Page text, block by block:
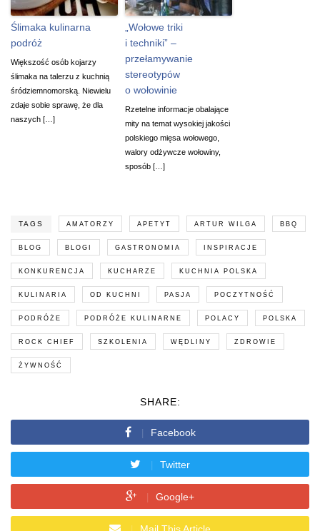
Ślimaka kulinarna
podróż
Większość osób kojarzy
ślimaka na talerzu z kuchnią
śródziemnomorską. Niewielu
zdaje sobie sprawę, że dla
naszych […]
„Wołowe triki
i techniki” –
przełamywanie
stereotypów
o wołowinie
Rzetelne informacje obalające
mity na temat wysokiej jakości
polskiego mięsa wołowego,
walory odżywcze wołowiny,
sposób […]
TAGS AMATORZY APETYT ARTUR WILGA BBQ
BLOG BLOGI GASTRONOMIA INSPIRACJE
KONKURENCJA KUCHARZE KUCHNIA POLSKA
KULINARIA OD KUCHNI PASJA POCZYTNOŚĆ
PODRÓŻE PODRÓŻE KULINARNE POLACY POLSKA
ROCK CHIEF SZKOLENIA WĘDLINY ZDROWIE
ŻYWNOŚĆ
SHARE:
Facebook
Twitter
Google+
Mail This Article